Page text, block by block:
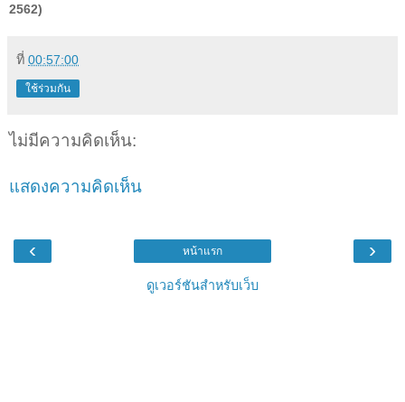
2562)
ที่ 00:57:00
ใช้ร่วมกัน
ไม่มีความคิดเห็น:
แสดงความคิดเห็น
‹ ›
หน้าแรก
ดูเวอร์ชันสำหรับเว็บ